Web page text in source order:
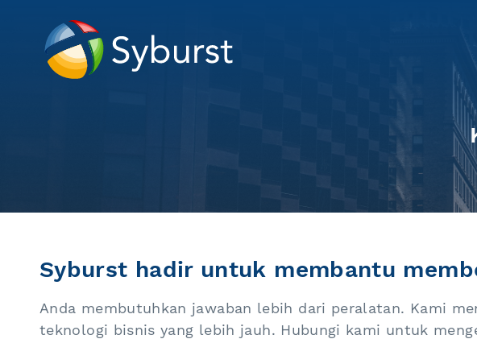
Syburst hadir untuk membantu
Anda membutuhkan jawaban lebih dari peralatan. Kami
teknologi bisnis yang lebih jauh. Hubungi kami untuk